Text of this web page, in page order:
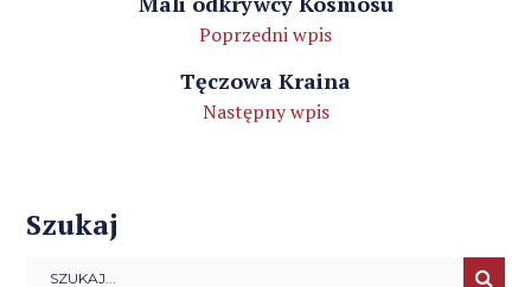
Poprzedni wpis
Tęczowa Kraina
Następny wpis
Szukaj